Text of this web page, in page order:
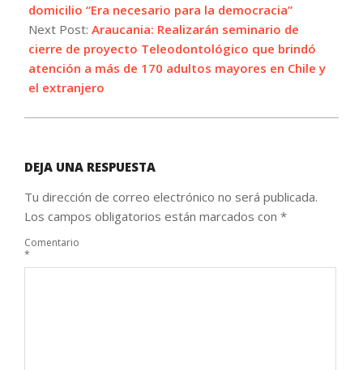
domicilio “Era necesario para la democracia”
Next Post: Araucania: Realizarán seminario de
cierre de proyecto Teleodontológico que brindó
atención a más de 170 adultos mayores en Chile y
el extranjero
DEJA UNA RESPUESTA
Tu dirección de correo electrónico no será publicada.
Los campos obligatorios están marcados con *
Comentario
*